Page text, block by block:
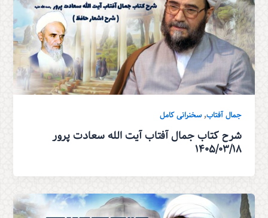
جمال آفتاب,سخنرانی کامل
شرح کتاب جمال آفتاب آیت الله سعادت پرور
۱۴۰۵/۰۳/۱۸